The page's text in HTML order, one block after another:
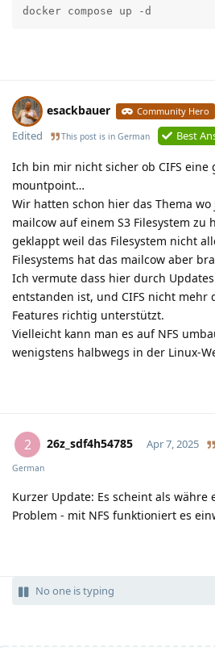
docker compose up -d
esackbauer Community Hero
Edited
This post is in German Best
Ich bin mir nicht sicher ob CIFS eine
mountpoint…
Wir hatten schon hier das Thema
mailcow auf einem S3 Filesystem zu
geklappt weil das Filesystem nicht
Filesystems hat das mailcow aber
Ich vermute dass hier durch
entstanden ist, und CIFS nicht mehr
Features richtig unterstützt.
Vielleicht kann man es auf NFS
wenigstens halbwegs in der Linux-
2 26z_sdf4h54785 Apr 7, 2025
German
Kurzer Update: Es scheint als währe
Problem - mit NFS funktioniert es
No one is typing